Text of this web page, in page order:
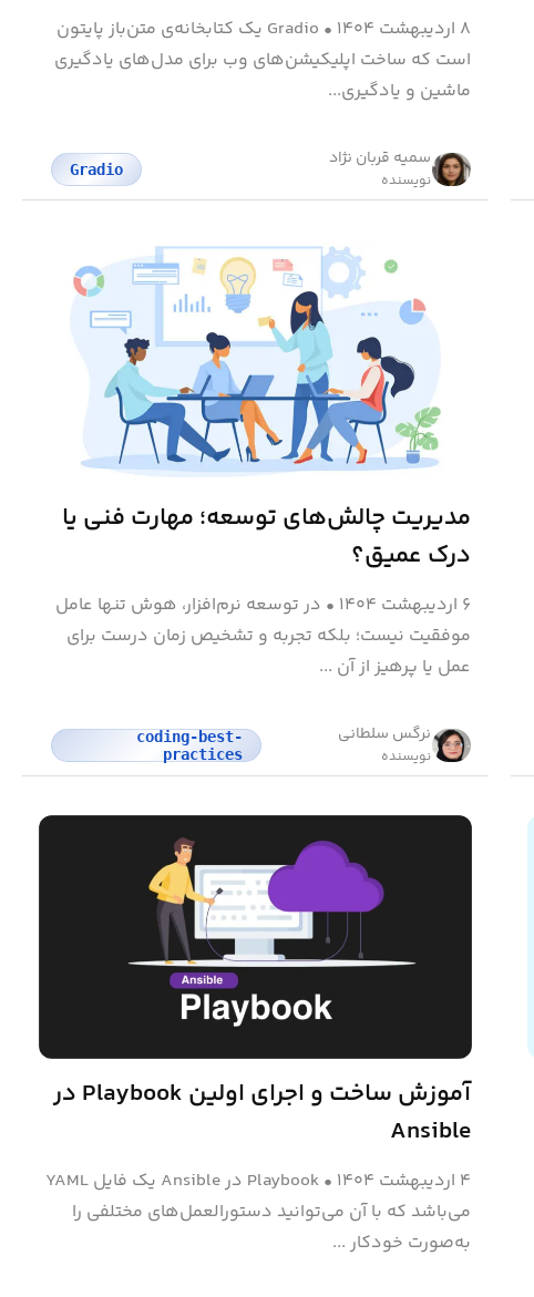
۸ اردیبهشت ۱۴۰۴ •
Gradio یک کتابخانه‌ی متن‌باز پایتون
است که ساخت اپلیکیشن‌های وب برای مدل‌های یادگیری
ماشین و یادگیری...
سمیه قربان نژاد
نویسنده
Gradio
مدیریت چالش‌های توسعه؛ مهارت فنی یا
درک عمیق؟
۶ اردیبهشت ۱۴۰۴ • در توسعه نرم‌افزار، هوش تنها عامل
موفقیت نیست؛ بلکه تجربه و تشخیص زمان درست برای
عمل یا پرهیز از آن ...
نرگس سلطانی
نویسنده
coding-best-
practices
آموزش ساخت و اجرای اولین Playbook در
Ansible
۴ اردیبهشت ۱۴۰۴ •
Playbook در Ansible یک فایل YAML
می‌باشد که با آن می‌توانید دستورالعمل‌های مختلفی را
به‌صورت خودکار ...